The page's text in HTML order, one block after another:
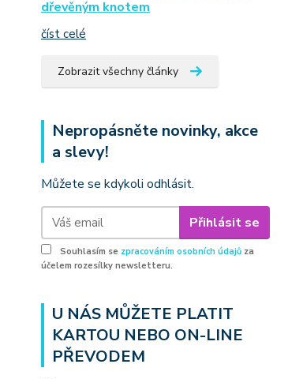
dřevěným knotem
číst celé
Zobrazit všechny články
Nepropásněte novinky, akce
a slevy!
Můžete se kdykoli odhlásit.
Přihlásit se
Souhlasím se zpracováním osobních údajů za
účelem rozesílky newsletteru.
U NÁS MŮŽETE PLATIT
KARTOU NEBO ON-LINE
PŘEVODEM